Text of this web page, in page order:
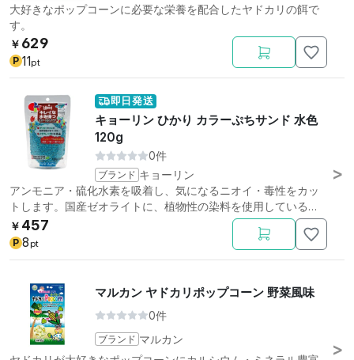
大好きなポップコーンに必要な栄養を配合したヤドカリの餌で
す。
￥ 629
P 11pt
即日発送
キョーリン ひかり カラーぷちサンド 水色
120g
0件
ブランド キョーリン
アンモニア・硫化水素を吸着し、気になるニオイ・毒性をカッ
トします。国産ゼオライトに、植物性の染料を使用しているの
で安心。
￥ 457
P 8 pt
マルカン ヤドカリポップコーン 野菜風味
0件
ブランド マルカン